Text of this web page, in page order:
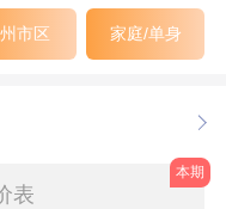
市区 家庭/单身
表
本期